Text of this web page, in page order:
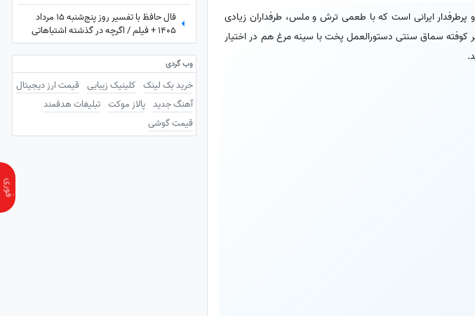
ایرانی است که با طعمی ترش و ملس، طرفداران زیادی
کوفته سماق سنتی دستورالعمل پخت با سینه مرغ هم در اختیار
فال حافظ با تفسیر روز پنج‌شنبه 15 مرداد
1405 + فیلم / اگرچه در گذشته اشتباهاتی
انجام داده اید اما به زودی دوران غم و اندوه
تمام می شودوب گردی
خرید بک لینک کلینیک زیبایی قیمت ارز دیجیتال
آهنگ جدید پالاز موکت تبلیغات هدفمند
قیمت گوشی